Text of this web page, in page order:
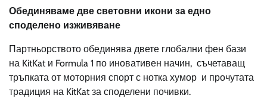
Обединяваме две световни икони за едно
споделено изживяване
Партньорството обединява двете глобални фен бази
на KitKat и Formula 1 по иновативен начин, съчетаващ
тръпката от моторния спорт с нотка хумор и прочутата
традиция на KitKat за споделени почивки.